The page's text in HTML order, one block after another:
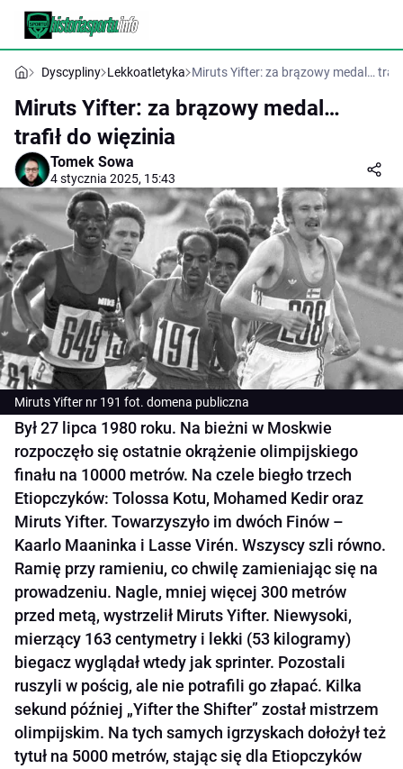
Dyscypliny Lekkoatletyka Miruts Yifter: za brązowy medal…
Miruts Yifter: za brązowy medal…
trafił do więzinia
Tomek Sowa
4 stycznia 2025, 15:43
Miruts Yifter nr 191 fot. domena publiczna
Był 27 lipca 1980 roku. Na bieżni w Moskwie
rozpoczęło się ostatnie okrążenie olimpijskiego
finału na 10000 metrów. Na czele biegło trzech
Etiopczyków: Tolossa Kotu, Mohamed Kedir oraz
Miruts Yifter. Towarzyszyło im dwóch Finów –
Kaarlo Maaninka i Lasse Virén. Wszyscy szli równo.
Ramię przy ramieniu, co chwilę zamieniając się na
prowadzeniu. Nagle, mniej więcej 300 metrów
przed metą, wystrzelił Miruts Yifter. Niewysoki,
mierzący 163 centymetry i lekki (53 kilogramy)
biegacz wyglądał wtedy jak sprinter. Pozostali
ruszyli w pościg, ale nie potrafili go złapać. Kilka
sekund później „Yifter the Shifter” został mistrzem
olimpijskim. Na tych samych igrzyskach dołożył też
tytuł na 5000 metrów, stając się dla Etiopczyków